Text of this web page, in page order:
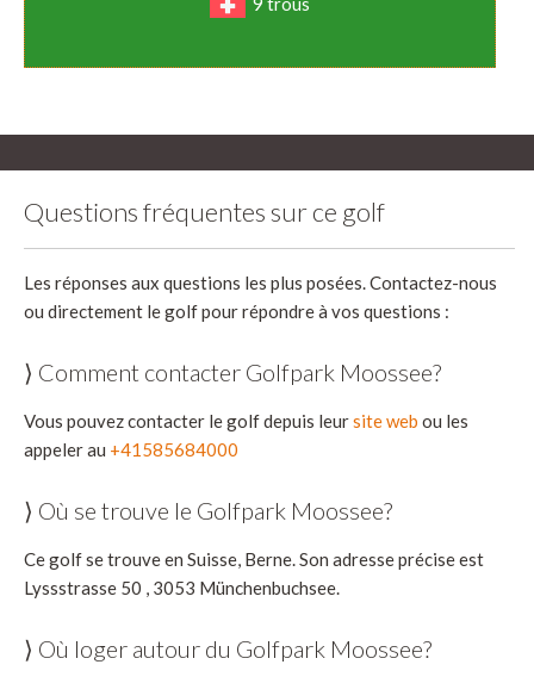
Questions fréquentes sur ce golf
Les réponses aux questions les plus posées. Contactez-nous
ou directement le golf pour répondre à vos questions :
⟩ Comment contacter Golfpark Moossee?
Vous pouvez contacter le golf depuis leursite web ou les
appeler au +41585684000
⟩ Où se trouve le Golfpark Moossee?
Ce golf se trouve en Suisse, Berne. Son adresse précise est
Lyssstrasse 50 , 3053 Münchenbuchsee.
⟩ Où loger autour du Golfpark Moossee?